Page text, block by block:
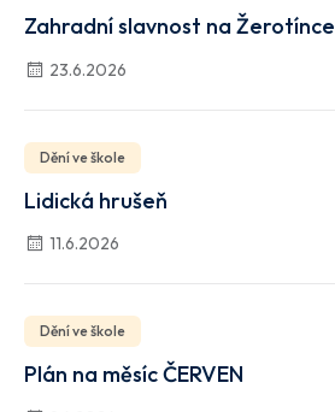
Zahradní slavnost na Žerotínce
23.6.2026
Dění ve škole
Lidická hrušeň
11.6.2026
Dění ve škole
Plán na měsíc ČERVEN